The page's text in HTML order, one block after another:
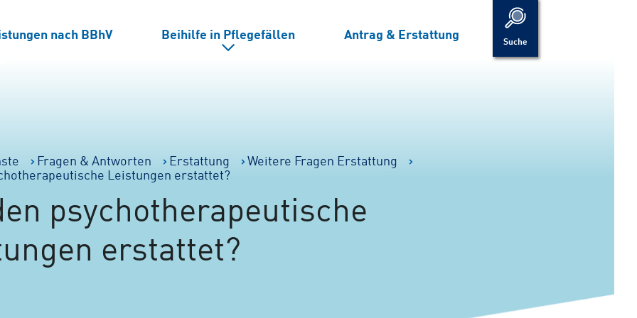
nach BBhV Beihilfe in Pflegefällen Antrag & Erstattung
Suche
Fragen & Antworten Erstattung
Weitere Fragen Erstattung
Leistungen erstattet?
psychotherapeutische
erstattet?